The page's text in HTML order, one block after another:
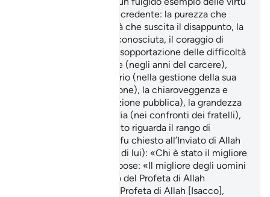
che la fede suscita nel credente: la purezza che
desta l’invidia, la castità che suscita il disappunto, la
lealtà che non viene riconosciuta, il coraggio di
fronte all’ingiustizia, la sopportazione delle difficoltà
e la coerenza personale (negli anni del carcere),
l’intelligenza e l’equilibrio (nella gestione della sua
liberazione e riabilitazione), la chiaroveggenza e
l’accortezza (nella funzione pubblica), la grandezza
d’animo e la misericordia (nei confronti dei fratelli),
la pietà filiale. Per quanto riguarda il rango di
Giuseppe, allorquando fu chiesto all’Inviato di Allah
(pace e benedizioni su di lui): «Chi è stato il migliore
degli uomini?», egli rispose: «Il migliore degli uomini
è stato Giuseppe, figlio del Profeta di Allah
[Giacobbe], nipote del Profeta di Allah [Isacco],